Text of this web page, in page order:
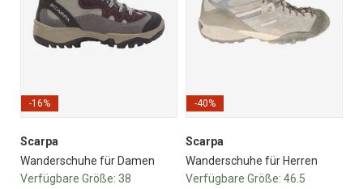
-16%
Scarpa
Wanderschuhe für Damen
Verfügbare Größe: 38
-40%
Scarpa
Wanderschuhe für Herren
Verfügbare Größe: 46.5